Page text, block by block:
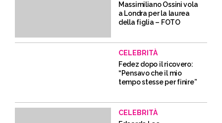
Massimiliano Ossini vola
a Londra per la laurea
della figlia – FOTO
CELEBRITÀ
Fedez dopo il ricovero:
“Pensavo che il mio
tempo stesse per finire”
CELEBRITÀ